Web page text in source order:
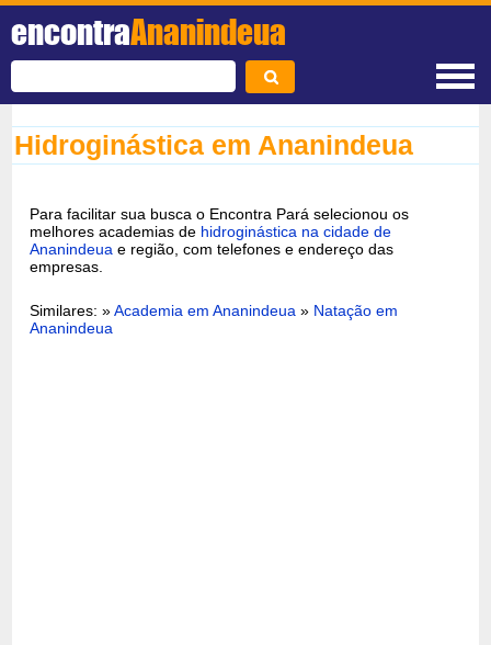
encontraAnanindeua
Hidroginástica em Ananindeua
Para facilitar sua busca o Encontra Pará selecionou os
melhores academias de hidroginástica na cidade de
Ananindeua e região, com telefones e endereço das
empresas.
Similares: »Academia em Ananindeua » Natação em
Ananindeua